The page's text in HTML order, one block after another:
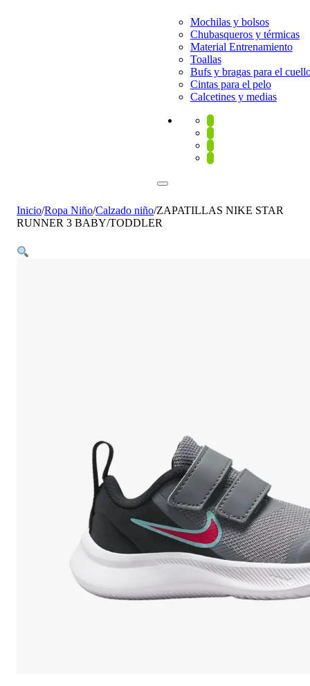
Mochilas y bolsos
Chubasqueros y térmicas
Material Entrenamiento
Toallas
Bufs y bragas para el
Cintas para el pelo
Calcetines y medias
Inicio/Ropa Niño/Calzado niño/ZAPATILLAS NIKE STAR
RUNNER 3 BABY/TODDLER